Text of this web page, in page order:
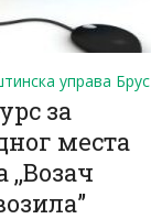
управа Брус
за
места